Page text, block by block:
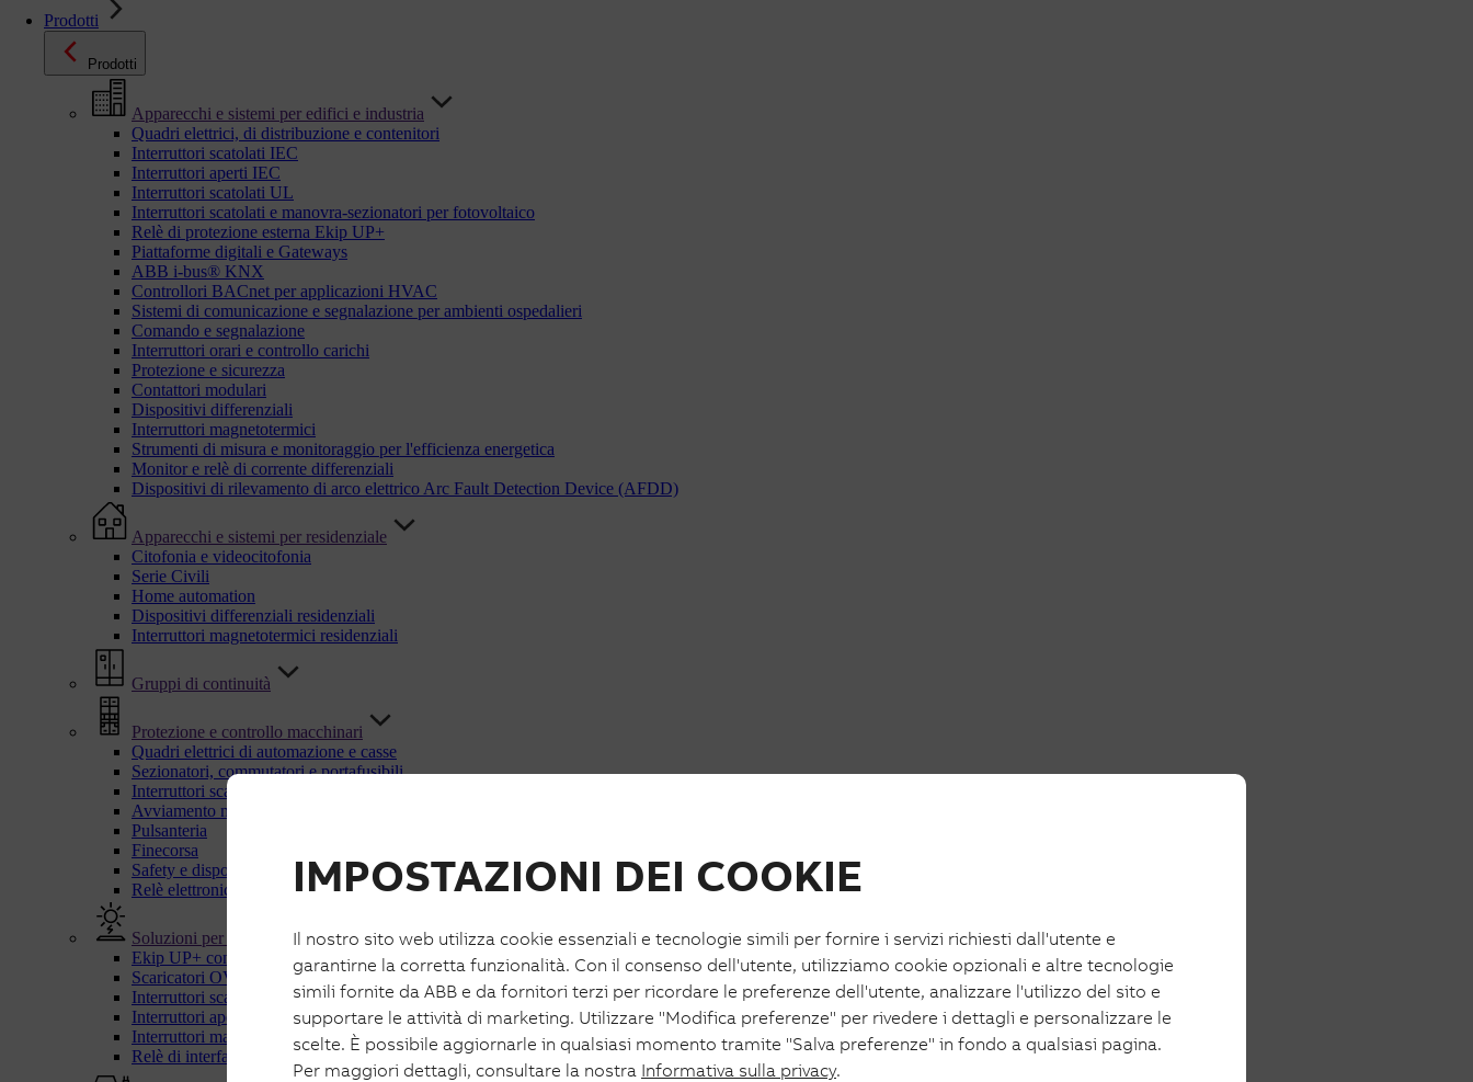
IMPOSTAZIONI DEI COOKIE
Il nostro sito web utilizza cookie essenziali e tecnologie simili per fornire i servizi richiesti dall'utente e
garantirne la corretta funzionalità. Con il consenso dell'utente, utilizziamo cookie opzionali e altre tecnologie
simili fornite da ABB e da fornitori terzi per ricordare le preferenze dell'utente, analizzare l'utilizzo del sito e
supportare le attività di marketing. Utilizzare "Modifica preferenze" per rivedere i dettagli e personalizzare le
scelte. È possibile aggiornarle in qualsiasi momento tramite "Salva preferenze" in fondo a qualsiasi pagina.
Per maggiori dettagli, consultare la nostra Informativa sulla privacy.
Prodotti
Prodotti
Apparecchi e sistemi per edifici e industria
Quadri elettrici, di distribuzione e contenitori
Interruttori scatolati IEC
Interruttori aperti IEC
Interruttori scatolati UL
Interruttori scatolati e manovra-sezionatori per fotovoltaico
Relè di protezione esterna Ekip UP+
Piattaforme digitali e Gateways
ABB i-bus® KNX
Controllori BACnet per applicazioni HVAC
Sistemi di comunicazione e segnalazione per ambienti ospedalieri
Comando e segnalazione
Interruttori orari e controllo carichi
Protezione e sicurezza
Contattori modulari
Dispositivi differenziali
Interruttori magnetotermici
Strumenti di misura e monitoraggio per l'efficienza energetica
Monitor e relè di corrente differenziali
Dispositivi di rilevamento di arco elettrico Arc Fault Detection Device (AFDD)
Apparecchi e sistemi per residenziale
Citofonia e videocitofonia
Serie Civili
Home automation
Dispositivi differenziali residenziali
Interruttori magnetotermici residenziali
Gruppi di continuità
Protezione e controllo macchinari
Quadri elettrici di automazione e casse
Sezionatori, commutatori e portafusibili
Interruttori scatolati UL
Avviamento motori
Pulsanteria
Finecorsa
Safety e dispositivi di sicurezza
Relè elettronici e di controllo
Soluzioni per energie rinnovabili
Ekip UP+ con IPS
Scaricatori OVR PV
Interruttori scatolati e manovra-sezionatori per fotovoltaico
Interruttori aperti e manovra-sezionatori per fotovoltaico
Interruttori magnetotermici fotovoltaico
Relè di interfaccia